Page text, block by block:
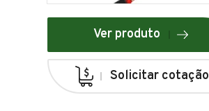
Ver produto
Solicitar cotação